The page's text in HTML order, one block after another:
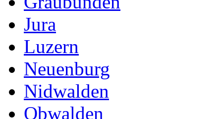
Jura
Luzern
Neuenburg
Nidwalden
Obwalden